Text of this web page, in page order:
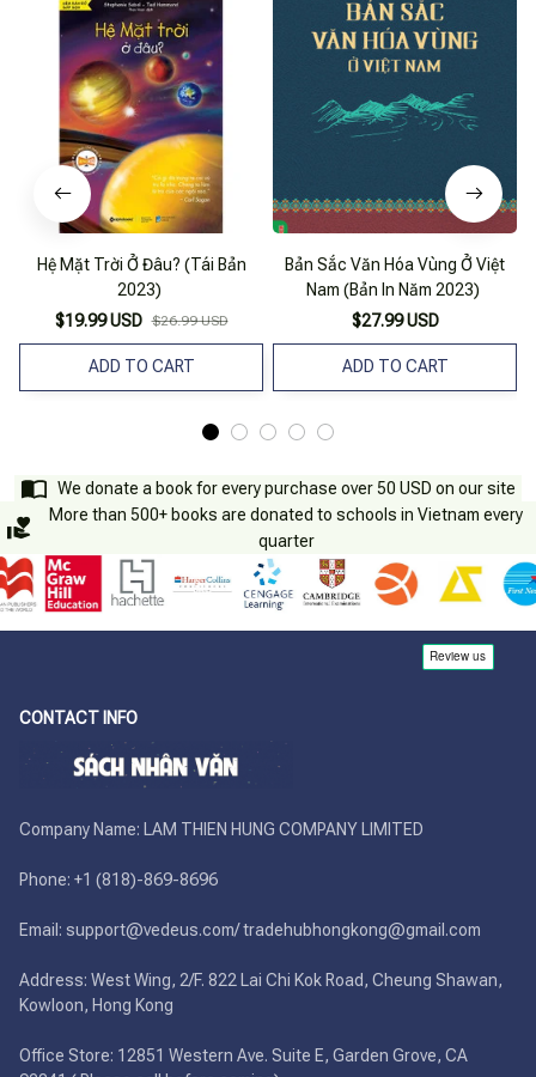
Hệ Mặt Trời Ở Đâu? (Tái Bản
2023)
$19.99 USD $26.99 USD
ADD TO CART
Bản Sắc Văn Hóa Vùng Ở Việt
Nam (Bản In Năm 2023)
$27.99 USD
ADD TO CART
We donate a book for every purchase over 50 USD on our site
More than 500+ books are donated to schools in Vietnam every
quarter
CONTACT INFO
Company Name: LAM THIEN HUNG COMPANY LIMITED
Phone: +1 (818)-869-8696
Email: support@vedeus.com/ tradehubhongkong@gmail.com
Address: West Wing, 2/F. 822 Lai Chi Kok Road, Cheung Shawan,
Kowloon, Hong Kong
Office Store: 12851 Western Ave. Suite E, Garden Grove, CA